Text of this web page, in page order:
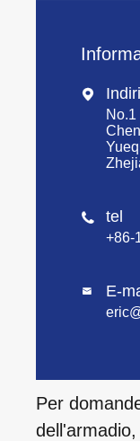

 tel
+86-
 E-
Per